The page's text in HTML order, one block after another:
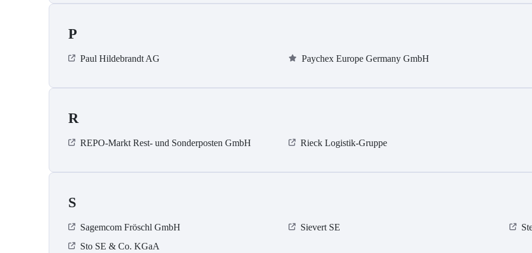
P
Paul Hildebrandt AG Paychex Europe Germany GmbH
R
REPO-Markt Rest- und Sonderposten GmbH Rieck Logistik-Gruppe
S
Sagemcom Fröschl GmbH Sievert SE
Sto SE & Co. KGaA